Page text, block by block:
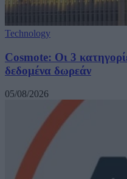
Technology
Cosmote: Οι 3
δεδομένα δωρεάν
05/08/2026